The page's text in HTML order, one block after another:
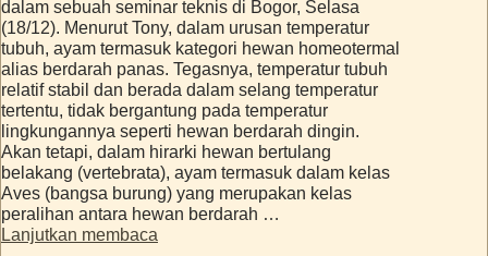
dalam sebuah seminar teknis di Bogor, Selasa
(18/12). Menurut Tony, dalam urusan temperatur
tubuh, ayam termasuk kategori hewan homeotermal
alias berdarah panas. Tegasnya, temperatur tubuh
relatif stabil dan berada dalam selang temperatur
tertentu, tidak bergantung pada temperatur
lingkungannya seperti hewan berdarah dingin.
Akan tetapi, dalam hirarki hewan bertulang
belakang (vertebrata), ayam termasuk dalam kelas
Aves (bangsa burung) yang merupakan kelas
peralihan antara hewan berdarah …
Lanjutkan membaca